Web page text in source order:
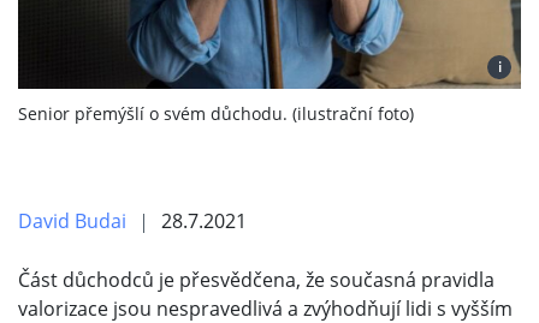
i
Senior přemýšlí o svém důchodu. (ilustrační foto)
David Budai 28.7.2021
Část důchodců je přesvědčena, že současná pravidla
valorizace jsou nespravedlivá a zvýhodňují lidi s vyšším